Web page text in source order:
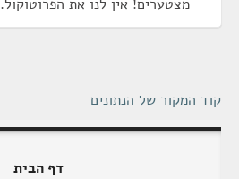
מצטערים! אין לנו את הפרוטוקול.
קוד המקור של הנתונים
דף הבית